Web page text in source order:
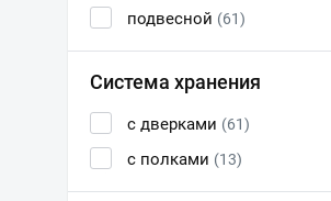
подвесной (61)
Система хранения
с дверками (61)
с полками (13)